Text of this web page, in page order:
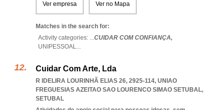
Ver empresa Ver no Mapa
Matches in the search for:
Activity categories: ...CUIDAR COM CONFIANÇA,
UNIPESSOAL...
Cuidar Com Arte, Lda
R IDELIRA LOURINHÃ ELIAS 26, 2925-114, UNIAO
FREGUESIAS AZEITAO SAO LOURENCO SIMAO SETUBAL,
SETUBAL